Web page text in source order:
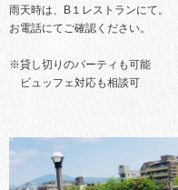
雨天時は、B１レストランにて。
お電話にてご確認ください。
※貸し切りのパーティも可能
ビュッフェ対応も相談可